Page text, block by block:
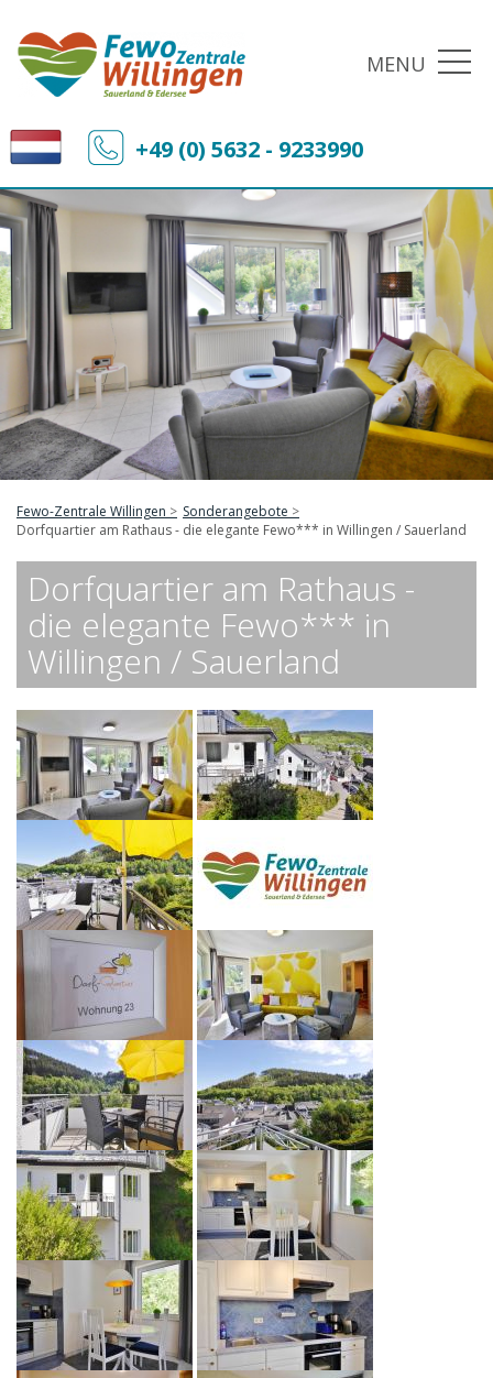
MENU
+49 (0) 5632 - 9233990
Fewo-Zentrale Willingen
Sonderangebote
Dorfquartier am Rathaus - die elegante Fewo*** in Willingen / Sauerland
Dorfquartier am Rathaus -
die elegante Fewo*** in
Willingen / Sauerland